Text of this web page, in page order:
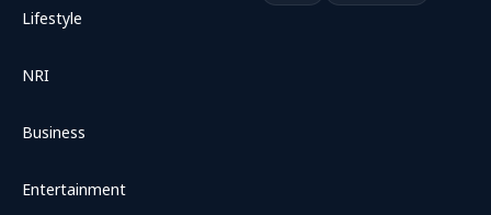
Lifestyle
NRI
Business
Entertainment